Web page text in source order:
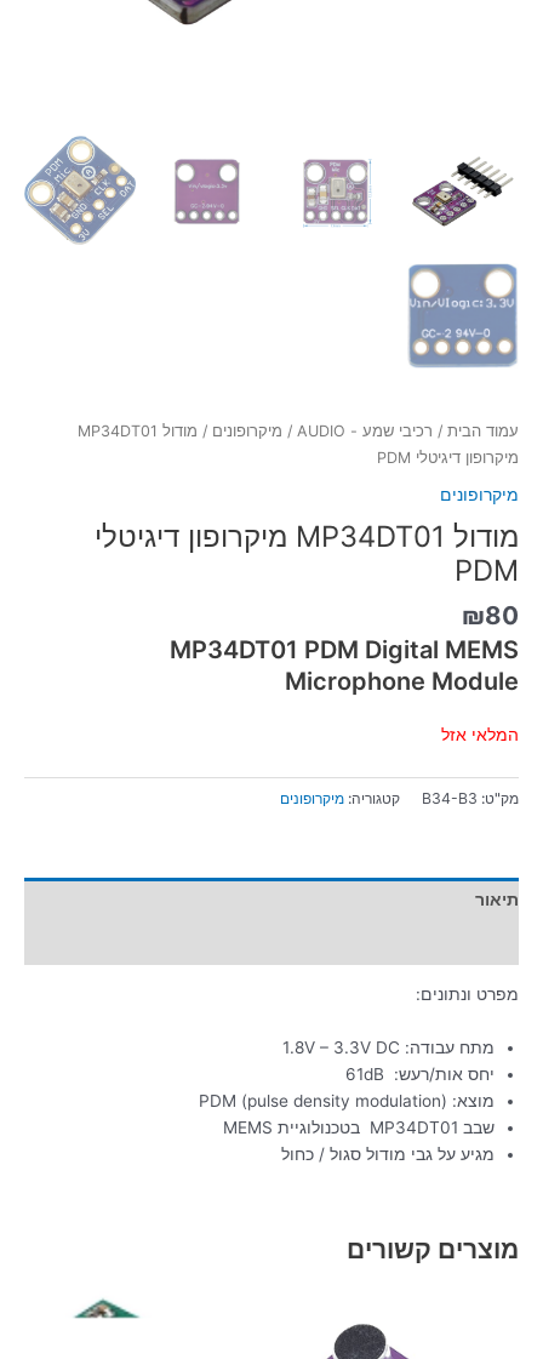
עמוד הבית / רכיבי שמע - AUDIO / מיקרופונים
/ מודול MP34DT01
מיקרופון דיגיטלי PDM
מיקרופונים
מודול MP34DT01 מיקרופון דיגיטלי
PDM
₪80
MP34DT01 PDM Digital MEMS
Microphone Module
המלאי אזל
מק"ט: B34-B3 קטגוריה: מיקרופונים
תיאור
מפרט ונתונים:
מתח עבודה: 1.8V – 3.3V DC
יחס אות/רעש: 61dB
מוצא: PDM (pulse density modulation)
שבב MP34DT01 בטכנולוגיית MEMS
מגיע על גבי מודול סגול / כחול
מוצרים קשורים